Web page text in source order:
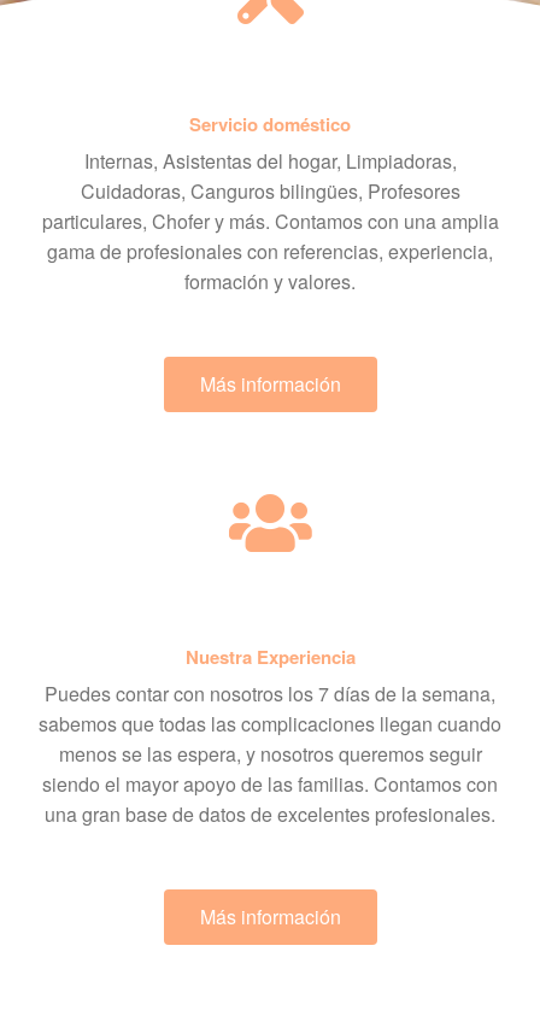
Servicio doméstico
Internas, Asistentas del hogar, Limpiadoras,
Cuidadoras, Canguros bilingües, Profesores
particulares, Chofer y más. Contamos con una amplia
gama de profesionales con referencias, experiencia,
formación y valores.
Más información
Nuestra Experiencia
Puedes contar con nosotros los 7 días de la semana,
sabemos que todas las complicaciones llegan cuando
menos se las espera, y nosotros queremos seguir
siendo el mayor apoyo de las familias. Contamos con
una gran base de datos de excelentes profesionales.
Más información